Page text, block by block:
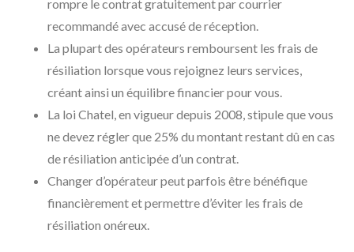
rompre le contrat gratuitement par courrier
recommandé avec accusé de réception.
La plupart des opérateurs remboursent les frais de
résiliation lorsque vous rejoignez leurs services,
créant ainsi un équilibre financier pour vous.
La loi Chatel, en vigueur depuis 2008, stipule que vous
ne devez régler que 25% du montant restant dû en cas
de résiliation anticipée d’un contrat.
Changer d’opérateur peut parfois être bénéfique
financièrement et permettre d’éviter les frais de
résiliation onéreux.